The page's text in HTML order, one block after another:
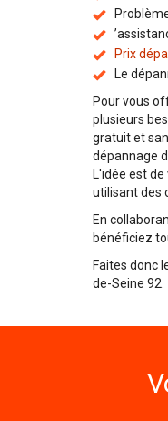
Prix
Le
Pour vous
plusieurs
gratuit et
dépannage
L'idée est
utilisant des
En
bénéficiez
Faites donc
de-Seine 92.